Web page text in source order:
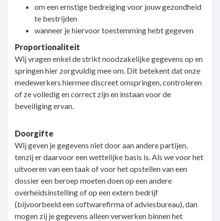
om een ernstige bedreiging voor jouw gezondheid
te bestrijden
wanneer je hiervoor toestemming hebt gegeven
Proportionaliteit
Wij vragen enkel de strikt noodzakelijke gegevens op en
springen hier zorgvuldig mee om. Dit betekent dat onze
medewerkers hiermee discreet omspringen, controleren
of ze volledig en correct zijn en instaan voor de
beveiliging ervan.
Doorgifte
Wij geven je gegevens niet door aan andere partijen,
tenzij er daarvoor een wettelijke basis is. Als we voor het
uitvoeren van een taak of voor het opstellen van een
dossier een beroep moeten doen op een andere
overheidsinstelling of op een extern bedrijf
(bijvoorbeeld een softwarefirma of adviesbureau), dan
mogen zij je gegevens alleen verwerken binnen het